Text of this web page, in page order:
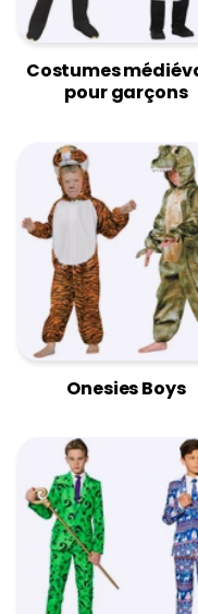
Costumes
pour garçons
Onesies Boys